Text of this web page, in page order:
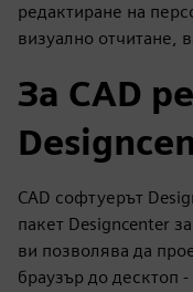
редактиране на
визуално отчитане,
За CAD
CAD софтуерът
пакет Designcenter
ви позволява да
браузър до десктоп